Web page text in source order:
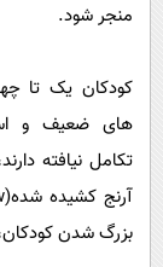
منجر شود.
کودکان یک تا
های ضعیف و
تکامل نیافته
بزرگ شدن